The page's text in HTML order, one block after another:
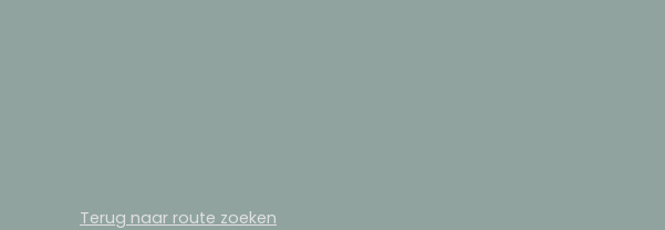
Terug naar route zoeken